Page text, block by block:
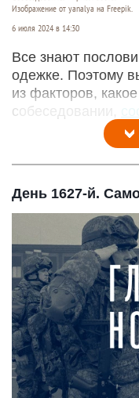
Изображение от yanalya на Freepik.
6 июля 2024 в 14:30
Все знают
одежке. Поэтому
из факторов,
собеседовании,
День 1627-й.